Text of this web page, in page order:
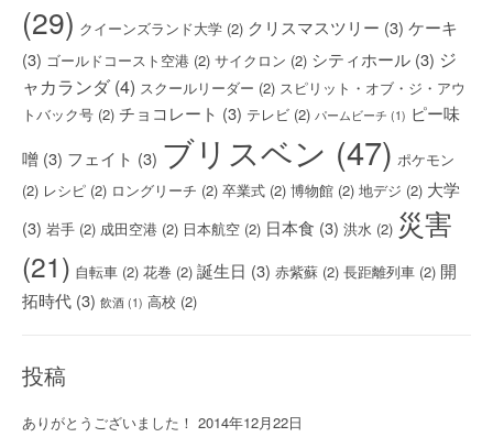
(29) クイーンズランド大学 (2) クリスマスツリー (3) ケーキ
(3) ゴールドコースト空港 (2) サイクロン (2) シティホール (3) ジ
ャカランダ (4) スクールリーダー (2) スピリット・オブ・ジ・アウ
トバック号 (2) チョコレート (3) テレビ (2) パームビーチ (1) ピー味
噌 (3) フェイト (3) ブリスベン (47) ポケモン
(2) レシピ (2) ロングリーチ (2) 卒業式 (2) 博物館 (2) 地デジ (2) 大学
(3) 岩手 (2) 成田空港 (2) 日本航空 (2) 日本食 (3) 洪水 (2) 災害
(21) 自転車 (2) 花巻 (2) 誕生日 (3) 赤紫蘇 (2) 長距離列車 (2) 開
拓時代 (3) 飲酒 (1) 高校 (2)
投稿
ありがとうございました！ 2014年12月22日